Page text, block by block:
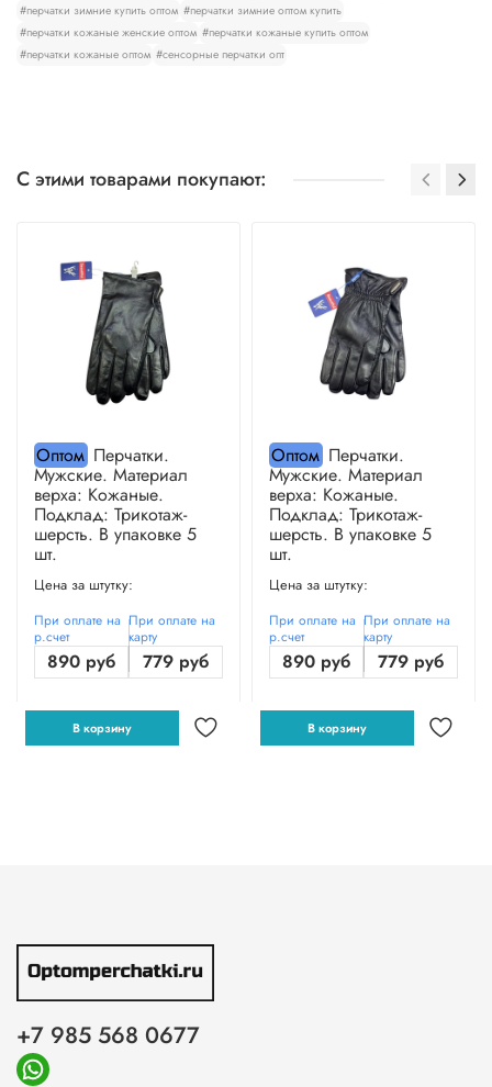
#перчатки зимние купить оптом #перчатки зимние оптом купить
#перчатки кожаные женские оптом #перчатки кожаные купить оптом
#перчатки кожаные оптом #сенсорные перчатки опт
С этими товарами покупают:
ОптомПерчатки.
Мужские. Материал
верха: Кожаные.
Подклад: Трикотаж-
шерсть. В упаковке 5
шт.
Цена за штутку:
При оплате на
р.счет
890 руб
При оплате на
карту
779 руб
В корзину
ОптомПерчатки.
Мужские. Материал
верха: Кожаные.
Подклад: Трикотаж-
шерсть. В упаковке 5
шт.
Цена за штутку:
При оплате на
р.счет
890 руб
При оплате на
карту
779 руб
В корзину
+7 985 568 0677